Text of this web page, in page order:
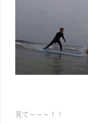
見て～～～！！